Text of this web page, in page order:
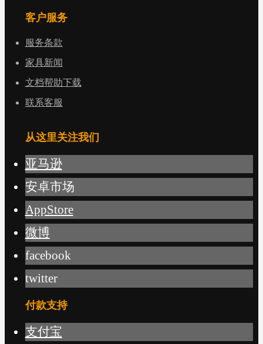
客户服务
服务条款
家具新闻
文档帮助下载
联系客服
从这里关注我们
亚马逊
安卓市场
AppStore
微博
facebook
twitter
付款支持
支付宝